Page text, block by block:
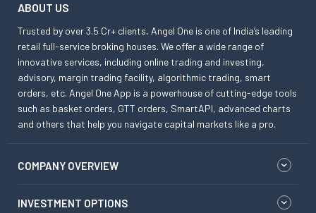
ABOUT US
Trusted by over 3.5 Cr+ clients, Angel One is one of India’s leading
retail full-service broking houses. We offer a wide range of
innovative services, including online trading and investing,
advisory, margin trading facility, algorithmic trading, smart
orders, etc. Angel One App is a powerhouse of cutting-edge tools
such as basket orders, GTT orders, SmartAPI, advanced charts
and others that help you navigate capital markets like a pro.
COMPANY OVERVIEW
INVESTMENT OPTIONS